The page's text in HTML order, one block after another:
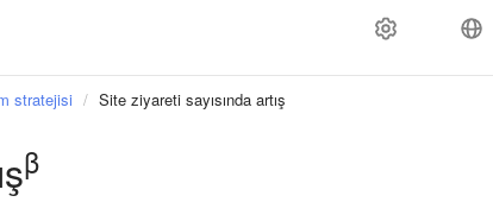
Ödeme şekli
stratejisi Site ziyareti sayısında artış
β